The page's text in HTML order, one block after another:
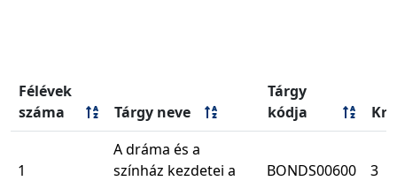
Félévek
száma
Tárgy neve
Tárgy
kódja
1
A dráma és a
színház kezdetei a
BONDS00600 3